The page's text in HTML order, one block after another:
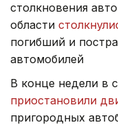
столкновения
области
погибший и
автомобилей
В конце недели в
приостановили
пригородных